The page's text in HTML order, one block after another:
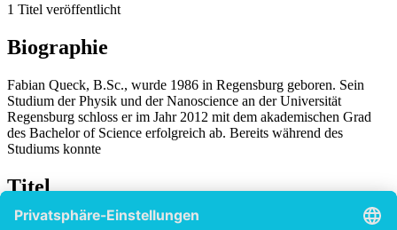
1 Titel veröffentlicht
Biographie
Fabian Queck, B.Sc., wurde 1986 in Regensburg geboren. Sein
Studium der Physik und der Nanoscience an der Universität
Regensburg schloss er im Jahr 2012 mit dem akademischen Grad
des Bachelor of Science erfolgreich ab. Bereits während des
Studiums konnte
Titel